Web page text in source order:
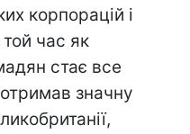
корпорацій і
той час як
стає все
значну